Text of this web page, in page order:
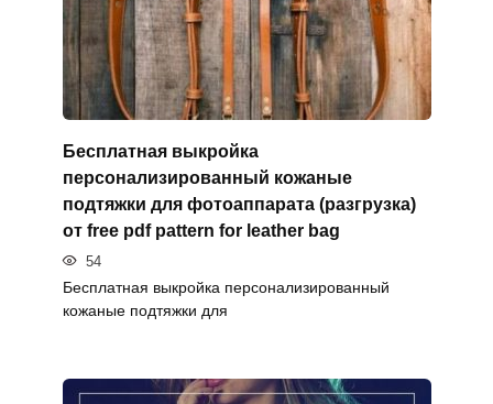
Бесплатная выкройка
персонализированный кожаные
подтяжки для фотоаппарата (разгрузка)
от free pdf pattern for leather bag
54
Бесплатная выкройка персонализированный
кожаные подтяжки для